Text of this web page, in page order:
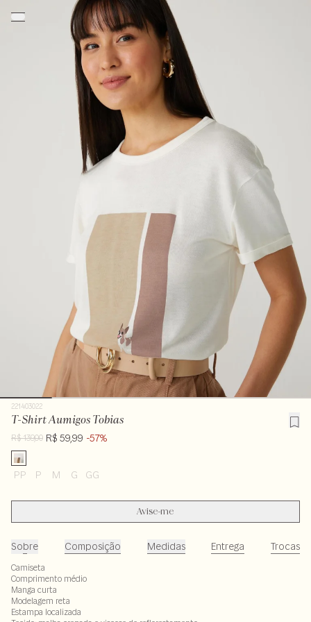
221403022
T-Shirt Aumigos Tobias
R$ 139,00 R$ 59,99 -57%
PP P M G GG
Avise-me
Sobre Composição Medidas Entrega Trocas
Camiseta
Comprimento médio
Manga curta
Modelagem reta
Estampa localizada